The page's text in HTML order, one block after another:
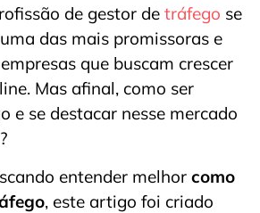
de gestor de tráfego se
das mais promissoras e
que buscam crescer
Mas afinal, como ser
e se destacar nesse mercado
entender melhor como
, este artigo foi criado